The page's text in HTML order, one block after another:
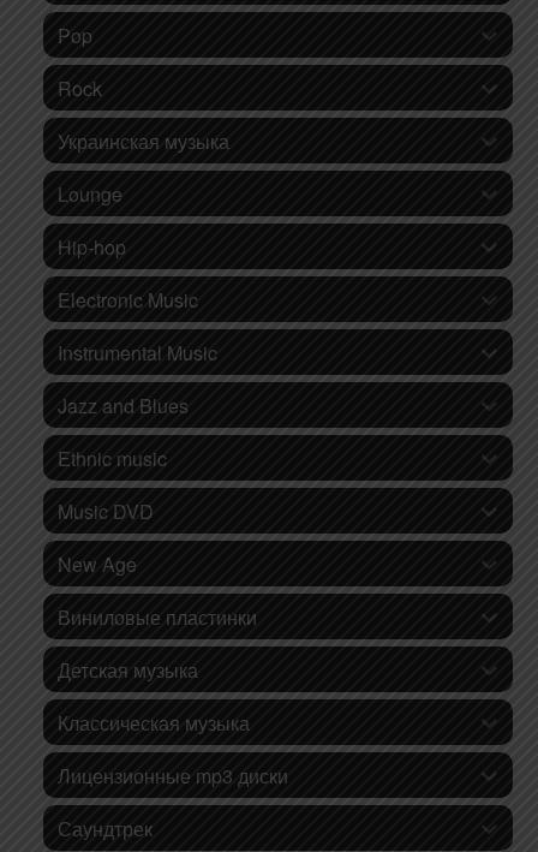
Pop
Rock
Украинская музыка
Lounge
Hip-hop
Electronic Music
Instrumental Music
Jazz and Blues
Ethnic music
Music DVD
New Age
Виниловые пластинки
Детская музыка
Классическая музыка
Лицензионные mp3 диски
Саундтрек